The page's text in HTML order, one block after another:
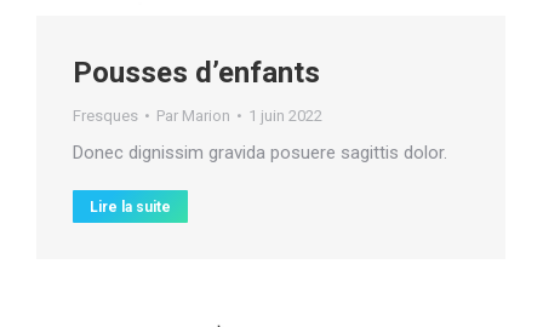
Pousses d’enfants
Fresques Par Marion 1 juin 2022
Donec dignissim gravida posuere sagittis dolor.
Lire la suite